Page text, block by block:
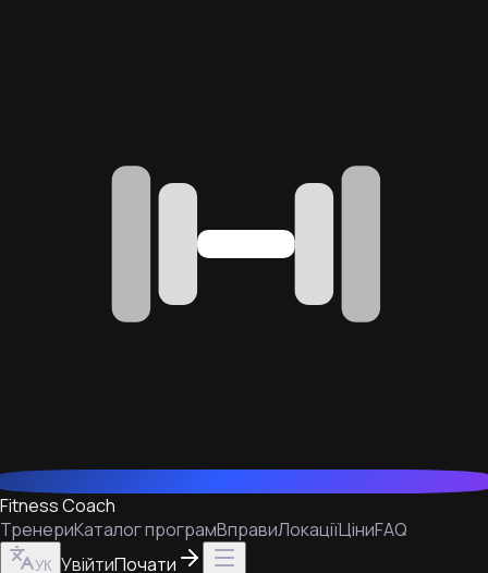
Fitness Coach
ТренериКаталог програмВправиЛокаціїЦіниFAQ
УК УвійтиПочати